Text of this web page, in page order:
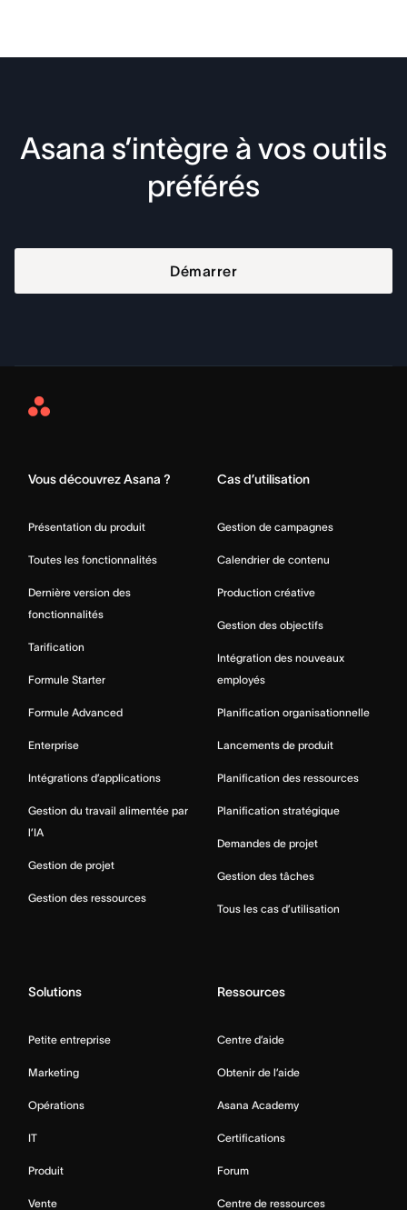
Asana s’intègre à vos outils
préférés
Démarrer
Asana
Vous découvrez Asana ?
Présentation du produit
Toutes les fonctionnalités
Dernière version des
fonctionnalités
Tarification
Formule Starter
Formule Advanced
Enterprise
Intégrations d’applications
Gestion du travail alimentée par
l’IA
Gestion de projet
Gestion des ressources
Cas d’utilisation
Gestion de campagnes
Calendrier de contenu
Production créative
Gestion des objectifs
Intégration des nouveaux
employés
Planification organisationnelle
Lancements de produit
Planification des ressources
Planification stratégique
Demandes de projet
Gestion des tâches
Tous les cas d’utilisation
Solutions
Petite entreprise
Marketing
Opérations
IT
Produit
Vente
Ressources
Centre d’aide
Obtenir de l’aide
Asana Academy
Certifications
Forum
Centre de ressources